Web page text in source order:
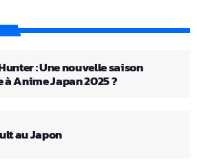
: Une nouvelle saison
à Anime Japan 2025 ?
au Japon